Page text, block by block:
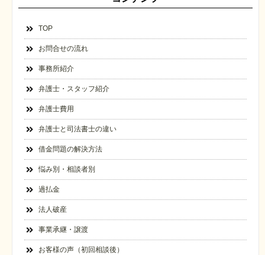
TOP
お問合せの流れ
事務所紹介
弁護士・スタッフ紹介
弁護士費用
弁護士と司法書士の違い
借金問題の解決方法
悩み別・相談者別
過払金
法人破産
事業承継・譲渡
お客様の声（初回相談後）